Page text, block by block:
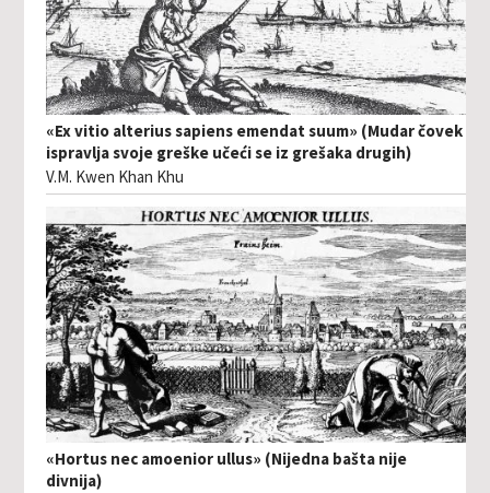
«Ex vitio alterius sapiens emendat suum» (Mudar čovek
ispravlja svoje greške učeći se iz grešaka drugih)
V.M. Kwen Khan Khu
«Hortus nec amoenior ullus» (Nijedna bašta nije
divnija)